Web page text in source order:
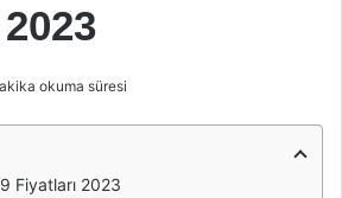
okuma süresi
Fiyatları 2023